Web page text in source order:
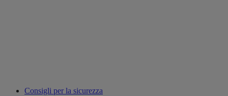
Consigli per la sicurezza